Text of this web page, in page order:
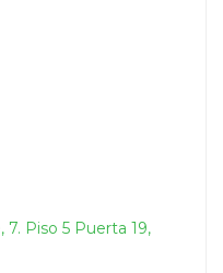
7. Piso 5 Puerta 19,